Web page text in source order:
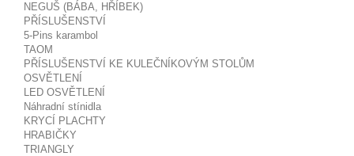
NEGUŠ (BÁBA, HŘÍBEK)
PŘÍSLUŠENSTVÍ
5-Pins karambol
TAOM
PŘÍSLUŠENSTVÍ KE KULEČNÍKOVÝM STOLŮM
OSVĚTLENÍ
LED OSVĚTLENÍ
Náhradní stínidla
KRYCÍ PLACHTY
HRABIČKY
TRIANGLY